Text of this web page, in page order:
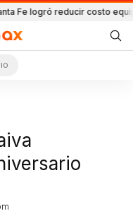
reducir costo